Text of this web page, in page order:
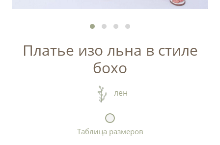
Платье изо льна в стиле
бохо
лен
Таблица размеров